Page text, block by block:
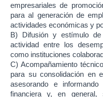
empresariales de
para al generación de
actividades económicas y
B) Difusión y estímulo de
actividad entre los
como instituciones
C) Acompañamiento
para su consolidación en
asesorando e
financiera y, en